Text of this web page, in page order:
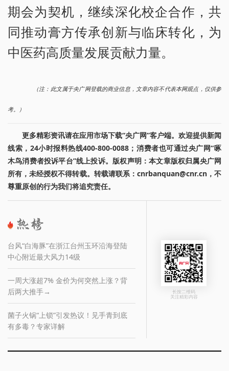
期会为契机，继续深化校企合作，共
同推动膏方传承创新与临床转化，为
中医药高质量发展贡献力量。
（注：此文属于央广网登载的商业信息，文章内容不代表本网观点，仅供参
考。）
更多精彩资讯请在应用市场下载“央广网”客户端。欢迎提供新闻
线索，24小时报料热线400-800-0088；消费者也可通过央广网“啄
木鸟消费者投诉平台”线上投诉。版权声明：本文章版权归属央广网
所有，未经授权不得转载。转载请联系：cnrbanquan@cnr.cn，不
尊重原创的行为我们将追究责任。
台风“白海豚”在浙江台州玉环沿海登陆
中心附近最大风力14级
一周大涨超7% 金价为何突然上涨？背
后两大推手→
菌子火锅“上锁”引发热议！见手青到底
有多毒？专家详解
长按二维码
关注精彩内容